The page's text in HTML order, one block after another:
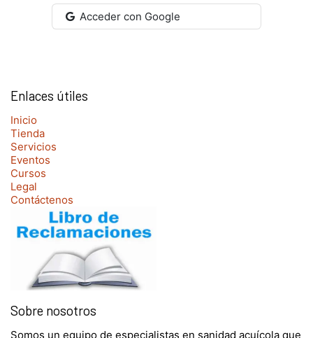
Acceder con Google
Enlaces útiles
Inicio
Tienda
Servicios
Eventos
Cursos
Legal
Contáctenos
Sobre nosotros
Somos un equipo de especialistas en sanidad acuícola que